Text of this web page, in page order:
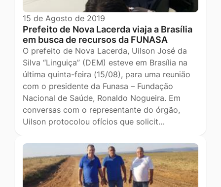
15 de Agosto de 2019
Prefeito de Nova Lacerda viaja a Brasília
em busca de recursos da FUNASA
O prefeito de Nova Lacerda, Uilson José da
Silva “Linguiça” (DEM) esteve em Brasília na
última quinta-feira (15/08), para uma reunião
com o presidente da Funasa – Fundação
Nacional de Saúde, Ronaldo Nogueira. Em
conversas com o representante do órgão,
Uilson protocolou ofícios que solicit…